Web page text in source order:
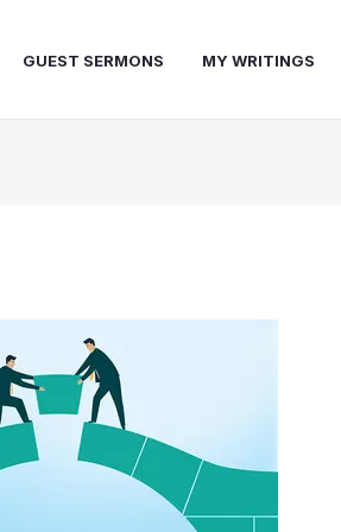
GUEST SERMONS MY WRITINGS